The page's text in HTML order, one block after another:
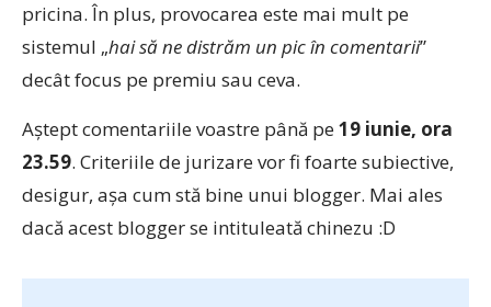
pricina. În plus, provocarea este mai mult pe
sistemul „hai să ne distrăm un pic în comentarii”
decât focus pe premiu sau ceva.
Aştept comentariile voastre până pe 19 iunie, ora
23.59. Criteriile de jurizare vor fi foarte subiective,
desigur, aşa cum stă bine unui blogger. Mai ales
dacă acest blogger se intituleată chinezu :D